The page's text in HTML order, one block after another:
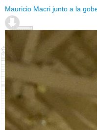
Mauricio Macri junto a la